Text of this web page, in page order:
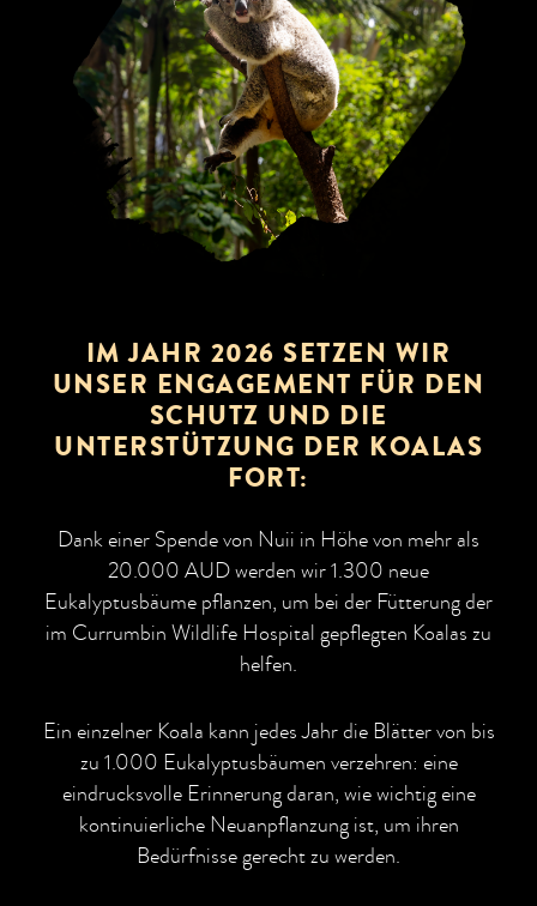
IM JAHR 2026 SETZEN WIR
UNSER ENGAGEMENT FÜR DEN
SCHUTZ UND DIE
UNTERSTÜTZUNG DER KOALAS
FORT:
Dank einer Spende von Nuii in Höhe von mehr als
20.000 AUD werden wir 1.300 neue
Eukalyptusbäume pflanzen, um bei der Fütterung der
im Currumbin Wildlife Hospital gepflegten Koalas zu
helfen.
Ein einzelner Koala kann jedes Jahr die Blätter von bis
zu 1.000 Eukalyptusbäumen verzehren: eine
eindrucksvolle Erinnerung daran, wie wichtig eine
kontinuierliche Neuanpflanzung ist, um ihren
Bedürfnisse gerecht zu werden.